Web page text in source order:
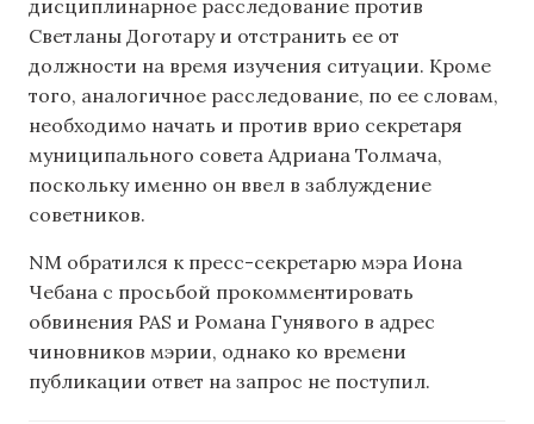
дисциплинарное расследование против
Светланы Доготару и отстранить ее от
должности на время изучения ситуации. Кроме
того, аналогичное расследование, по ее словам,
необходимо начать и против врио секретаря
муниципального совета Адриана Толмача,
поскольку именно он ввел в заблуждение
советников.
NM обратился к пресс-секретарю мэра Иона
Чебана с просьбой прокомментировать
обвинения PAS и Романа Гунявого в адрес
чиновников мэрии, однако ко времени
публикации ответ на запрос не поступил.